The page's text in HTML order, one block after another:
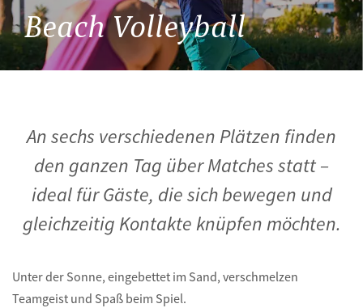
Beach Volleyball
An sechs verschiedenen Plätzen finden
den ganzen Tag über Matches statt –
ideal für Gäste, die sich bewegen und
gleichzeitig Kontakte knüpfen möchten.
Unter der Sonne, eingebettet im Sand, verschmelzen
Teamgeist und Spaß beim Spiel.